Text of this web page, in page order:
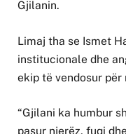
Gjilanin.
Limaj tha se Ismet
institucionale dhe
ekip të vendosur
“Gjilani ka humbur
pasur njerëz, fuqi